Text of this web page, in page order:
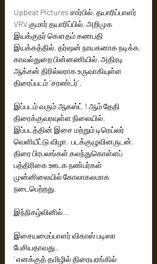
Upbeat Pictures சார்பில், தயாரிப்பாளர்
VRV குமார் தயாரிப்பில், அறிமுக
இயக்குநர் கௌதம் கணபதி
இயக்கத்தில், தர்ஷன் நாயகனாக நடிக்க,
காவல்துறை பின்னணியில், அதிரடி
ஆக்சன் திரில்லராக உருவாகியுள்ள
திரைப்படம் “சரண்டர்”.
இப்படம் வரும் ஆகஸ்ட் 1 ஆம் தேதி
திரைக்குவரவுள்ள நிலையில்,
இப்படத்தின் இசை மற்றும் டிரெய்லர்
வெளியீட்டு விழா,  படக்குழுவினருடன்,
திரை பிரபலங்கள் கலந்துகொள்ளப்
பத்திரிகை ஊடக நண்பர்கள்
முன்னிலையில் கோலாகலமாக
நடைபெற்றது.
இந்நிகழ்வினில்…
இசையமைப்பாளர் விகாஸ் படிஸா
பேசியதாவது..
' எனக்குத் தமிழில் திரையரங்கில்